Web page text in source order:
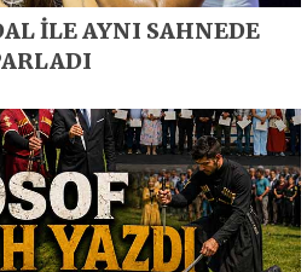
İLE AYNI SAHNEDE